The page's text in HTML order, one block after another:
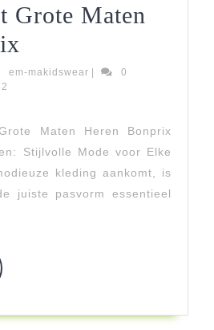
Grote Maten
Mode
Heren
Met
Grote
em-makidswearem-
|
0
Maten Heren Bonprix
Stijlvolle Mode voor Elke
kleding aankomt, is
juiste pasvorm essentieel